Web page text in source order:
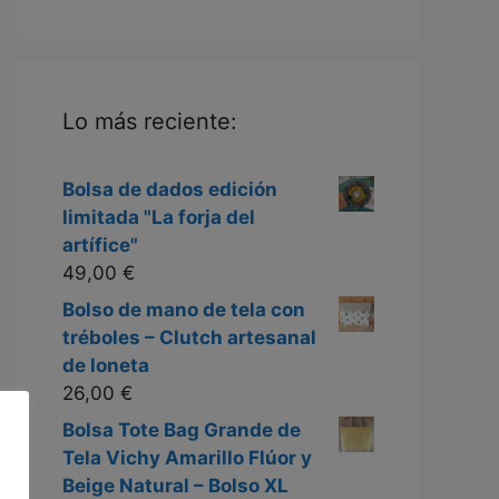
Lo más reciente:
Bolsa de dados edición
limitada "La forja del
artífice"
49,00 €
Bolso de mano de tela con
tréboles – Clutch artesanal
de loneta
26,00 €
Bolsa Tote Bag Grande de
Tela Vichy Amarillo Flúor y
Beige Natural – Bolso XL